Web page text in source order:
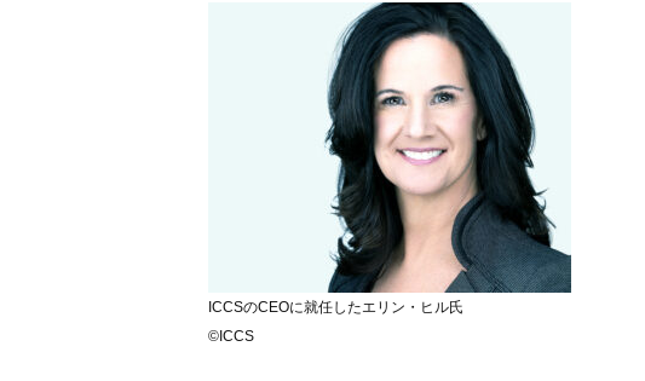
ICCSのCEOに就任したエリン・ヒル氏
©ICCS